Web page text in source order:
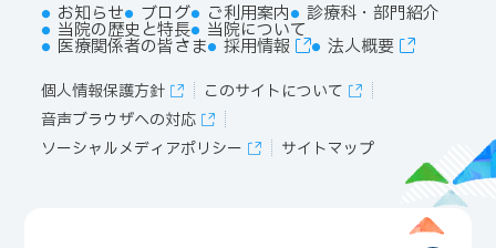
お知らせ ブログ ご利用案内 診療科・部門紹介
当院の歴史と特長 当院について
医療関係者の皆さま 採用情報 法人概要
個人情報保護方針
このサイトについて
音声ブラウザへの対応
ソーシャルメディアポリシー
サイトマップ